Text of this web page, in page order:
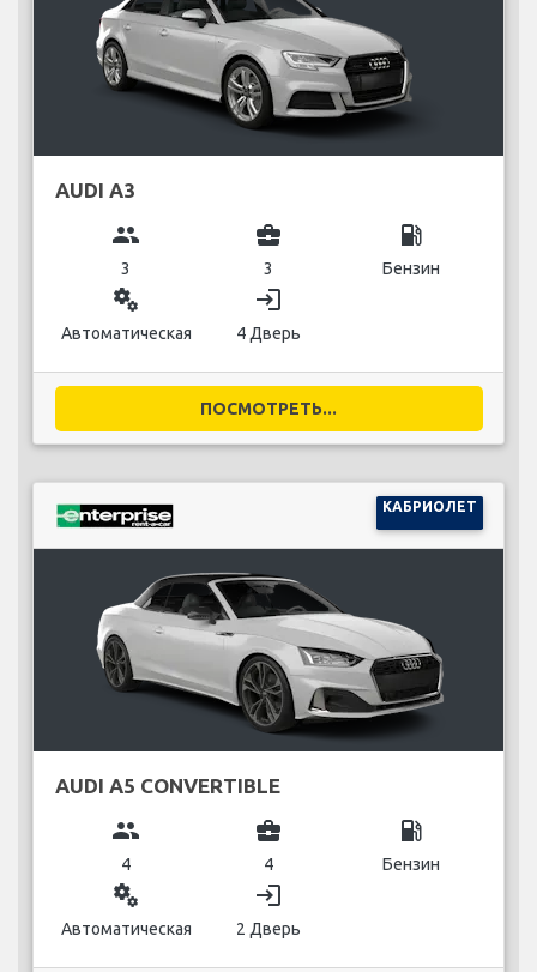
AUDI A3
group
3
business_center
3
local_gas_station
Бензин
miscellaneous_services
Автоматическая
login
4 Дверь
ПОСМОТРЕТЬ...
КАБРИОЛЕТ
AUDI A5 CONVERTIBLE
group
4
business_center
4
local_gas_station
Бензин
miscellaneous_services
Автоматическая
login
2 Дверь